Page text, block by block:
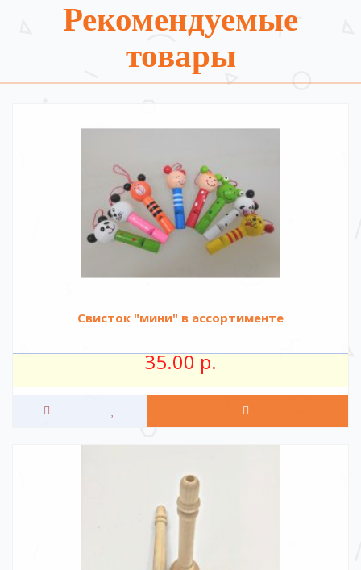
Рекомендуемые
товары
Свисток "мини" в ассортименте
35.00 р.